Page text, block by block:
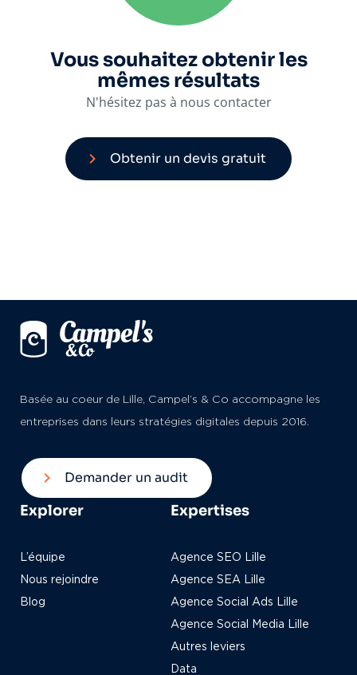
Vous souhaitez obtenir les
mêmes résultats
N'hésitez pas à nous contacter
Obtenir un devis gratuit
Basée au coeur de Lille, Campel’s & Co accompagne les
entreprises dans leurs stratégies digitales depuis 2016.
Demander un audit
Explorer
L’équipe
Nous rejoindre
Blog
Expertises
Agence SEO Lille
Agence SEA Lille
Agence Social Ads Lille
Agence Social Media Lille
Autres leviers
Data